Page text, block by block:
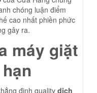
chóng luận điểm
cao nhất phiền phức
gây ra.
máy giặt
định quality dịch